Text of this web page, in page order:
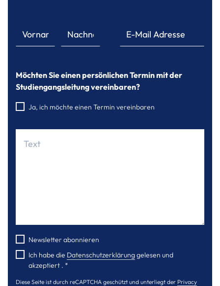
Möchten Sie einen persönlichen Termin mit der
Studiengangsleitung vereinbaren?
Ja, ich möchte einen Termin vereinbaren
Newsletter abonnieren
Ich habe die Datenschutzerklärunggelesen und
akzeptiert . *
Diese Seite ist durch reCAPTCHA geschützt und unterliegt der Privacy